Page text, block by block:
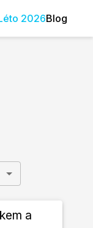
2026Blog
a